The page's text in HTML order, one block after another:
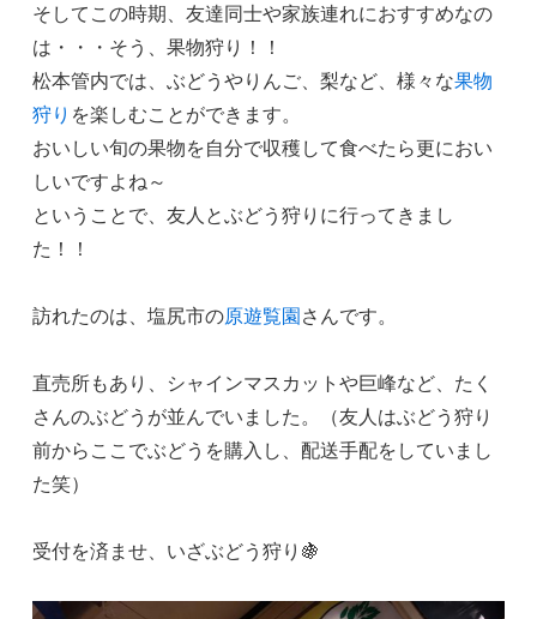
そしてこの時期、友達同士や家族連れにおすすめなの
は・・・そう、果物狩り！！
松本管内では、ぶどうやりんご、梨など、様々な果物
狩り を楽しむことができます。
おいしい旬の果物を自分で収穫して食べたら更におい
しいですよね～
ということで、友人とぶどう狩りに行ってきまし
た！！
訪れたのは、塩尻市の原遊覧園さんです。
直売所もあり、シャインマスカットや巨峰など、たく
さんのぶどうが並んでいました。（友人はぶどう狩り
前からここでぶどうを購入し、配送手配をしていまし
た笑）
受付を済ませ、いざぶどう狩り🍇